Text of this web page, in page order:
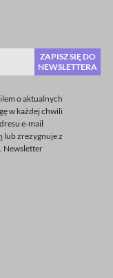
o aktualnych
w każdej chwili
e-mail
lub zrezygnuje z
Newsletter
ZAPISZ SIĘ DO
NEWSLETTERA